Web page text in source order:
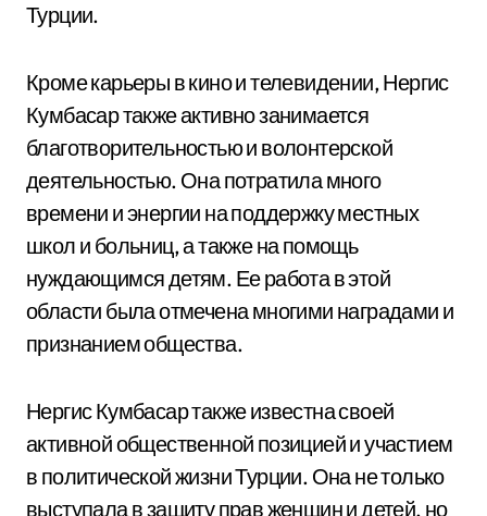
Турции.
Кроме карьеры в кино и телевидении, Нергис
Кумбасар также активно занимается
благотворительностью и волонтерской
деятельностью. Она потратила много
времени и энергии на поддержку местных
школ и больниц, а также на помощь
нуждающимся детям. Ее работа в этой
области была отмечена многими наградами и
признанием общества.
Нергис Кумбасар также известна своей
активной общественной позицией и участием
в политической жизни Турции. Она не только
выступала в защиту прав женщин и детей, но